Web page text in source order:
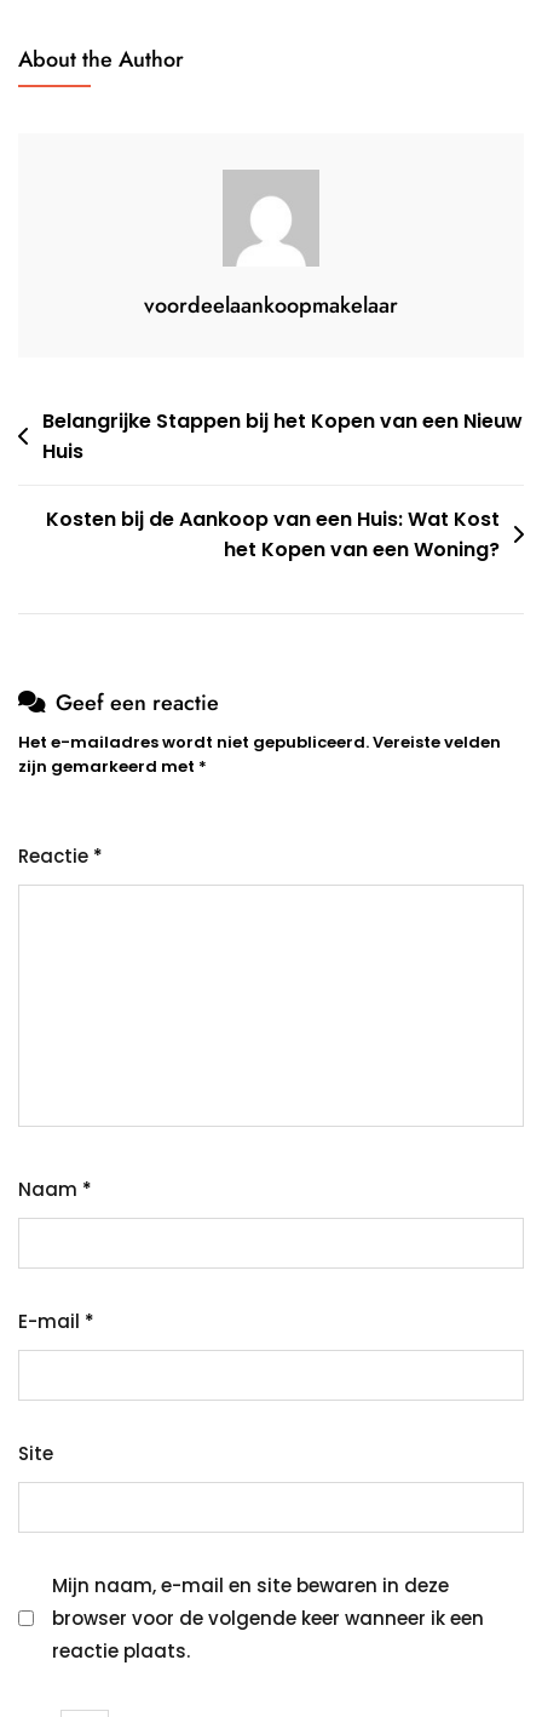
About the Author
voordeelaankoopmakelaar
Berichtnavigatie
Belangrijke Stappen bij het Kopen van een Nieuw
Huis
Kosten bij de Aankoop van een Huis: Wat Kost
het Kopen van een Woning?
Geef een reactie
Het e-mailadres wordt niet gepubliceerd.Vereiste velden
zijn gemarkeerd met *
Reactie *
Naam *
E-mail *
Site
Mijn naam, e-mail en site bewaren in deze
browser voor de volgende keer wanneer ik een
reactie plaats.